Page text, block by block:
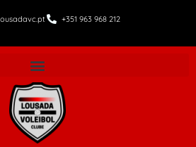
+351 963 968 212